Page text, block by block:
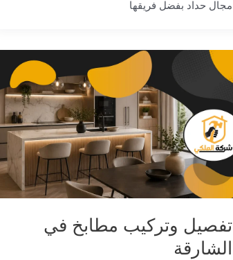
مجال حداد بفضل فريقها
تفصيل وتركيب مطابخ في
الشارقة